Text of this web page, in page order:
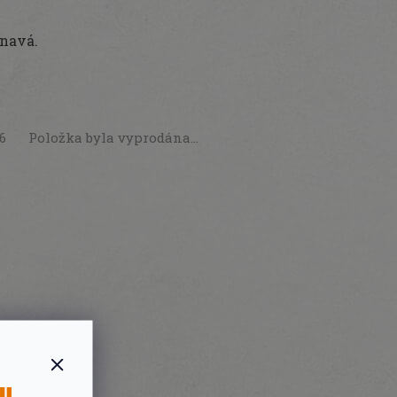
Položka byla vyprodána…